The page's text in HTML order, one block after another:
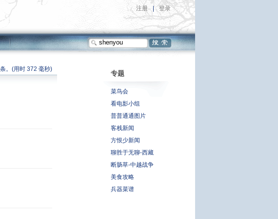
注册 登录
。(用时 372 毫秒)
专题
菜鸟会
看电影小组
普普通通图片
客栈新闻
方恨少新闻
聊胜于无聊-西藏
断肠草-中越战争
美食攻略
兵器菜谱